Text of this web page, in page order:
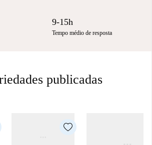
9-15h
Tempo médio de resposta
publicadas